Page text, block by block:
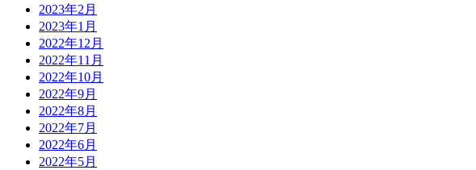
2023年2月
2023年1月
2022年12月
2022年11月
2022年10月
2022年9月
2022年8月
2022年7月
2022年6月
2022年5月